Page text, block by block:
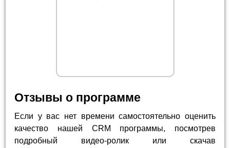
Отзывы о программе
Если у вас нет времени самостоятельно оценить
качество нашей CRM программы, посмотрев
подробный видео-ролик или скачав